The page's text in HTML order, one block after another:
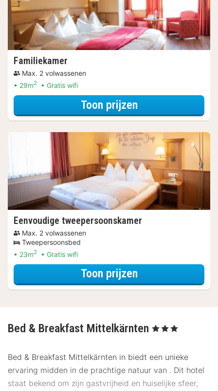
Familiekamer
Max. 2 volwassenen
29m2 Gratis wifi
Toon prijzenvoor
Eenvoudige tweepersoonskamer
Max. 2 volwassenen
Tweepersoonsbed
23m2 Gratis wifi
Toon prijzenvoor
Bed & Breakfast Mittelkärnten , 3 Sterren
Bed & Breakfast Mittelkärnten in biedt een unieke
ervaring midden in de prachtige natuur van . Dit hotel
staat bekend om zijn gastvrijheid en huiselijke sfeer,